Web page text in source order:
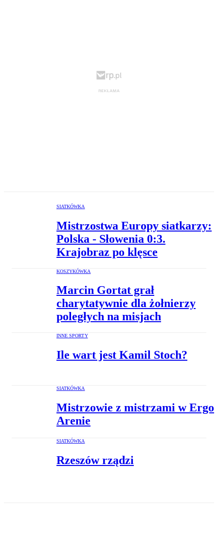
SIATKÓWKA
Mistrzostwa Europy siatkarzy:
Polska - Słowenia 0:3.
Krajobraz po klęsce
KOSZYKÓWKA
Marcin Gortat grał
charytatywnie dla żołnierzy
poległych na misjach
INNE SPORTY
Ile wart jest Kamil Stoch?
SIATKÓWKA
Mistrzowie z mistrzami w Ergo
Arenie
SIATKÓWKA
Rzeszów rządzi